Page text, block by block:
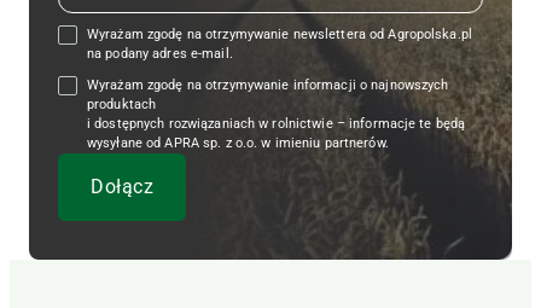
Wyrażam zgodę na otrzymywanie newslettera od Agropolska.pl
na podany adres e-mail.
Wyrażam zgodę na otrzymywanie informacji o najnowszych
produktach
i dostępnych rozwiązaniach w rolnictwie – informacje te będą
wysyłane od APRA sp. z o.o. w imieniu partnerów.